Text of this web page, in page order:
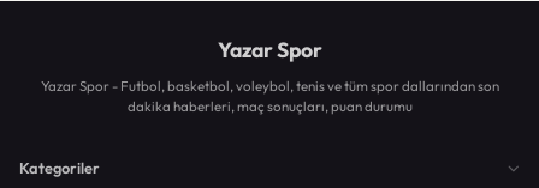
Yazar Spor
Yazar Spor - Futbol, basketbol, voleybol, tenis ve tüm spor dallarından son
dakika haberleri, maç sonuçları, puan durumu
Kategoriler